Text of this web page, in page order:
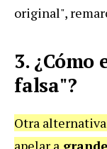
original",
3.
falsa"?
Otra